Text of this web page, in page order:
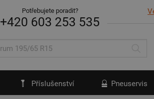
Potřebujete poradit?
+420 603 253 535
Příslušenství Pneuservis